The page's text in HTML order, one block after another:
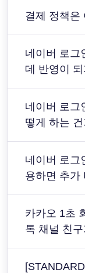
결제 정책은
네이버 로그
데 반영이
네이버 로그
떻게 하는
네이버 로그
용하면 추가
카카오 1초
톡 채널 친